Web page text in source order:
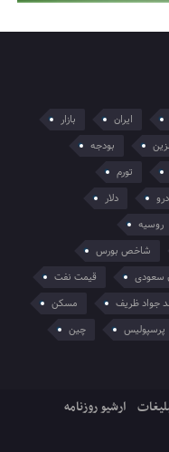
ایران
بازار
بودجه
تورم
دلار
روسیه
شاخص بورس
سعودی
قیمت نفت
جواد ظریف
مسکن
پرسپولیس
چین
ارشیو روزنامه